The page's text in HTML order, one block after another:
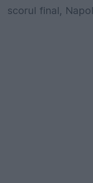
scorul final,